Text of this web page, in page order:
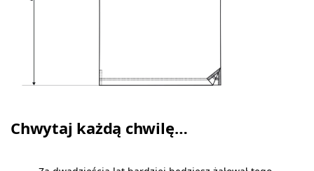
Chwytaj każdą chwilę…